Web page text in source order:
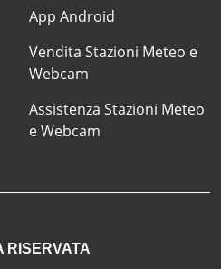
App Android
Vendita Stazioni Meteo e
Webcam
Assistenza Stazioni Meteo
e Webcam
RISERVATA